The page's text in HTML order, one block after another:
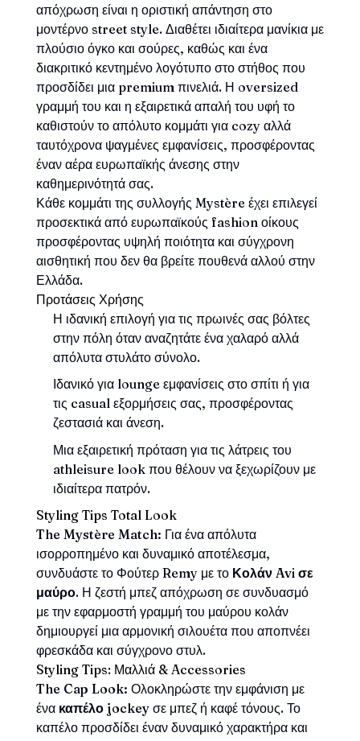
απόχρωση είναι η οριστική απάντηση στο
μοντέρνο street style. Διαθέτει ιδιαίτερα μανίκια με
πλούσιο όγκο και σούρες, καθώς και ένα
διακριτικό κεντημένο λογότυπο στο στήθος που
προσδίδει μια premium πινελιά. Η oversized
γραμμή του και η εξαιρετικά απαλή του υφή το
καθιστούν το απόλυτο κομμάτι για cozy αλλά
ταυτόχρονα ψαγμένες εμφανίσεις, προσφέροντας
έναν αέρα ευρωπαϊκής άνεσης στην
καθημερινότητά σας.
Κάθε κομμάτι της συλλογής Mystère έχει επιλεγεί
προσεκτικά από ευρωπαϊκούς fashion οίκους
προσφέροντας υψηλή ποιότητα και σύγχρονη
αισθητική που δεν θα βρείτε πουθενά αλλού στην
Ελλάδα.
Προτάσεις Χρήσης
Η ιδανική επιλογή για τις πρωινές σας βόλτες
στην πόλη όταν αναζητάτε ένα χαλαρό αλλά
απόλυτα στυλάτο σύνολο.
Ιδανικό για lounge εμφανίσεις στο σπίτι ή για
τις casual εξορμήσεις σας, προσφέροντας
ζεστασιά και άνεση.
Μια εξαιρετική πρόταση για τις λάτρεις του
athleisure look που θέλουν να ξεχωρίζουν με
ιδιαίτερα πατρόν.
Styling Tips Total Look
The Mystère Match: Για ένα απόλυτα
ισορροπημένο και δυναμικό αποτέλεσμα,
συνδυάστε το Φούτερ Remy με το Κολάν Avi σε
μαύρο. Η ζεστή μπεζ απόχρωση σε συνδυασμό
με την εφαρμοστή γραμμή του μαύρου κολάν
δημιουργεί μια αρμονική σιλουέτα που αποπνέει
φρεσκάδα και σύγχρονο στυλ.
Styling Tips: Μαλλιά & Accessories
The Cap Look: Ολοκληρώστε την εμφάνιση με
ένα καπέλο jockey σε μπεζ ή καφέ τόνους. Το
καπέλο προσδίδει έναν δυναμικό χαρακτήρα και